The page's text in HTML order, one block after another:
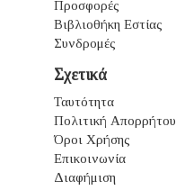
Προσφορές
Βιβλιοθήκη Εστίας
Συνδρομές
Σχετικά
Ταυτότητα
Πολιτική Απορρήτου
Όροι Χρήσης
Επικοινωνία
Διαφήμιση